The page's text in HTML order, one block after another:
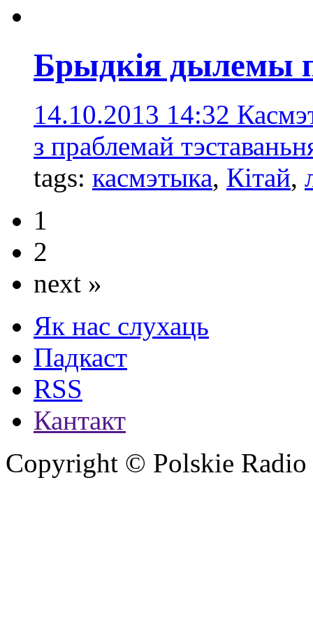
Брыдкія дылемы
14.10.2013 14:32
з праблемай
tags: касмэтыка, Кітай,
1
2
next »
Як нас слухаць
Падкаст
RSS
Кантакт
Copyright © Polskie